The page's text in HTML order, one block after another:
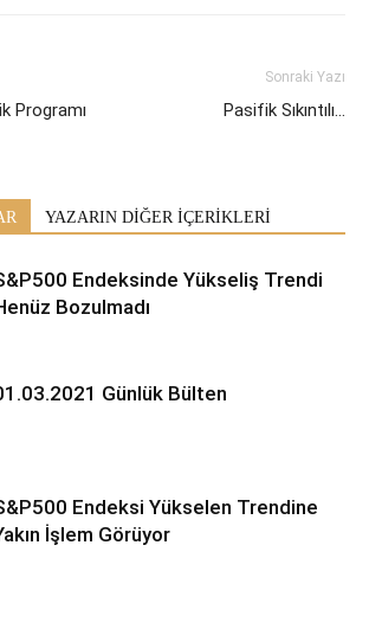
Programı
Sonraki Yazı
Pasifik Sıkıntılı…
YAZARIN DİĞER İÇERİKLERİ
Endeksinde Yükseliş Trendi
Bozulmadı
Günlük Bülten
Endeksi Yükselen Trendine
İşlem Görüyor